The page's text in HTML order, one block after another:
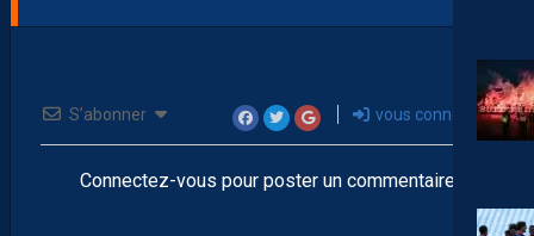
S’abonner vous connecter
Connectez-vous pour poster un commentaire